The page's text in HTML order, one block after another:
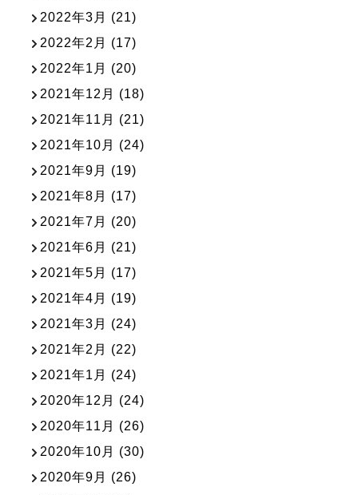
2022年3月 (21)
2022年2月 (17)
2022年1月 (20)
2021年12月 (18)
2021年11月 (21)
2021年10月 (24)
2021年9月 (19)
2021年8月 (17)
2021年7月 (20)
2021年6月 (21)
2021年5月 (17)
2021年4月 (19)
2021年3月 (24)
2021年2月 (22)
2021年1月 (24)
2020年12月 (24)
2020年11月 (26)
2020年10月 (30)
2020年9月 (26)